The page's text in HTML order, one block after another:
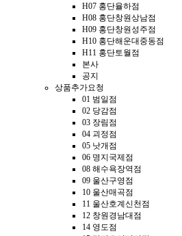
H07 홍단율하점
H08 홍단창원상남점
H09 홍단창원성주점
H10 홍단해운대중동점
H11 홍단토월점
본사
공지
상품추가요청
01 범일점
02 당감점
03 장림점
04 괴정점
05 낫개점
06 명지국제점
08 해수욕장역점
09 울산구영점
10 울산매곡점
11 울산호계신천점
12 창원경남대점
14 영도점